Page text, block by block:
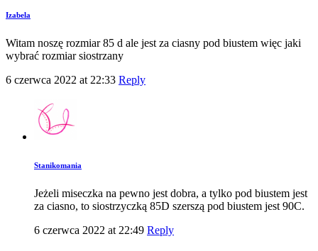
Izabela
Witam noszę rozmiar 85 d ale jest za ciasny pod biustem więc jaki
wybrać rozmiar siostrzany
6 czerwca 2022 at 22:33 Reply
Stanikomania
Jeżeli miseczka na pewno jest dobra, a tylko pod biustem jest
za ciasno, to siostrzyczką 85D szerszą pod biustem jest 90C.
6 czerwca 2022 at 22:49 Reply